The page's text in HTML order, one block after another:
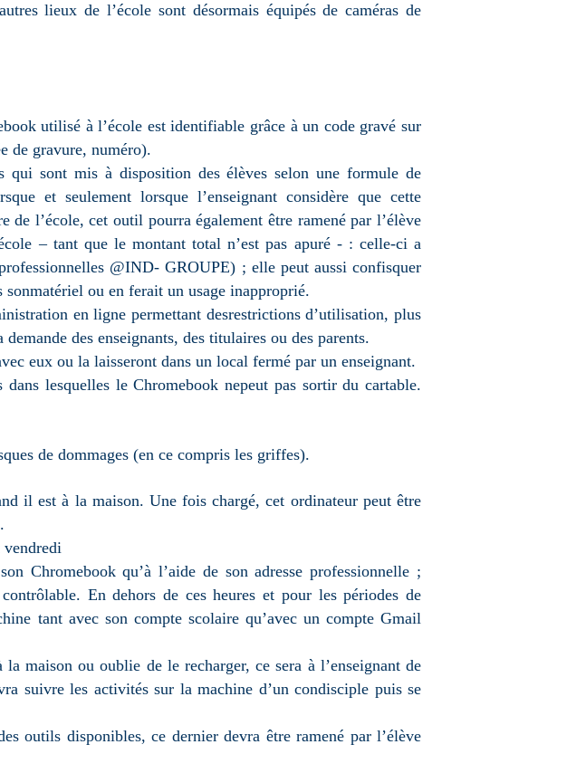
lieux de l’école sont désormais équipés de caméras de
utilisé à l’école est identifiable grâce à un code gravé sur
de gravure, numéro).
qui sont mis à disposition des élèves selon une formule de
et seulement lorsque l’enseignant considère que cette
l’école, cet outil pourra également être ramené par l’élève
– tant que le montant total n’est pas apuré - : celle-ci a
@IND- GROUPE) ; elle peut aussi confisquer
ou en ferait un usage inapproprié.
en ligne permettant desrestrictions d’utilisation, plus
des enseignants, des titulaires ou des parents.
eux ou la laisseront dans un local fermé par un enseignant.
lesquelles le Chromebook nepeut pas sortir du cartable.
de dommages (en ce compris les griffes).
il est à la maison. Une fois chargé, cet ordinateur peut être
vendredi
Chromebook qu’à l’aide de son adresse professionnelle ;
En dehors de ces heures et pour les périodes de
tant avec son compte scolaire qu’avec un compte Gmail
maison ou oublie de le recharger, ce sera à l’enseignant de
suivre les activités sur la machine d’un condisciple puis se
outils disponibles, ce dernier devra être ramené par l’élève